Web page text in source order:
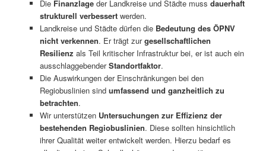
Die Finanzlage der Landkreise und Städte muss dauerhaft
strukturell verbessert werden.
Landkreise und Städte dürfen die Bedeutung des ÖPNV
nicht verkennen. Er trägt zurgesellschaftlichen
Resilienz als Teil kritischer Infrastruktur bei, er ist auch ein
ausschlaggebenderStandortfaktor.
Die Auswirkungen der Einschränkungen bei den
Regiobuslinien sind umfassend und ganzheitlich zu
betrachten.
Wir unterstützen Untersuchungen zur Effizienz der
bestehenden Regiobuslinien. Diese sollten hinsichtlich
ihrer Qualität weiter entwickelt werden. Hierzu bedarf es